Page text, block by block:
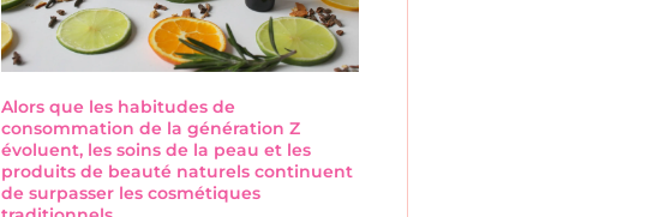
Alors que les habitudes de
consommation de la génération Z
évoluent, les soins de la peau et les
produits de beauté naturels continuent
de surpasser les cosmétiques